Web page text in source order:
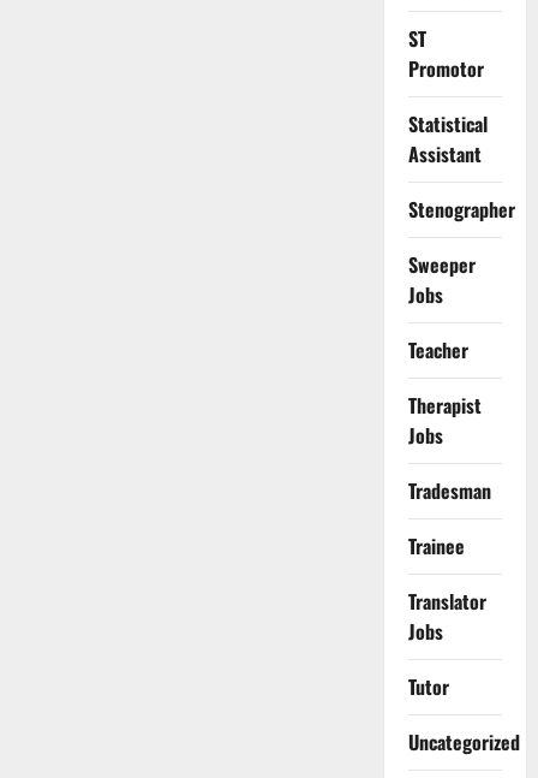
ST
Promotor
Statistical
Assistant
Stenographer
Sweeper
Jobs
Teacher
Therapist
Jobs
Tradesman
Trainee
Translator
Jobs
Tutor
Uncategorized